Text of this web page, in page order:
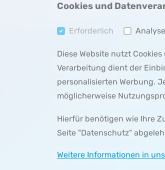
Startseite
Container Infoboxes
+49 123 45678 9
info@example.com
Herrleinstr. 31, 63739
Cookies und
Erforderlich Analyse
Diese Website nutzt
Verarbeitung dient der
personalisierten Werbung.
möglicherweise
Hierfür benötigen wie Ihre
Seite "Datenschutz"
Weitere Informationen in